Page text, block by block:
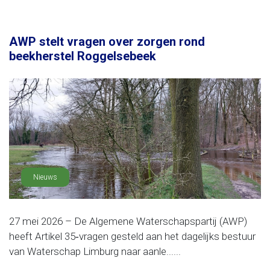
AWP stelt vragen over zorgen rond
beekherstel Roggelsebeek
Nieuws
27 mei 2026 – De Algemene Waterschapspartij (AWP)
heeft Artikel 35‑vragen gesteld aan het dagelijks bestuur
van Waterschap Limburg naar aanle......